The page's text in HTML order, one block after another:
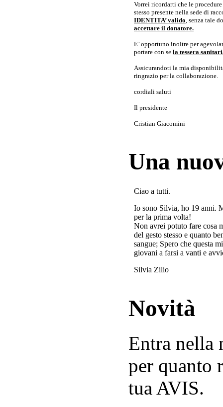
Vorrei ricordarti che le
stesso presente nella sede di
IDENTITA’ valido, senza tale
accettare il donatore.
E’ opportuno inoltre per
portare con se la tessera
Assicurandoti la mia
ringrazio per la collaborazione.
cordiali saluti
Il presidente
Cristian Giacomini
Una
Ciao a tutti.
Io sono Silvia, ho 19 anni.
per la prima volta!
Non avrei potuto fare cosa
del gesto stesso e quanto
sangue; Spero che questa
giovani a farsi a vanti e
Silvia Zilio
Novità
Entra nella
per quanto
tua AVIS.